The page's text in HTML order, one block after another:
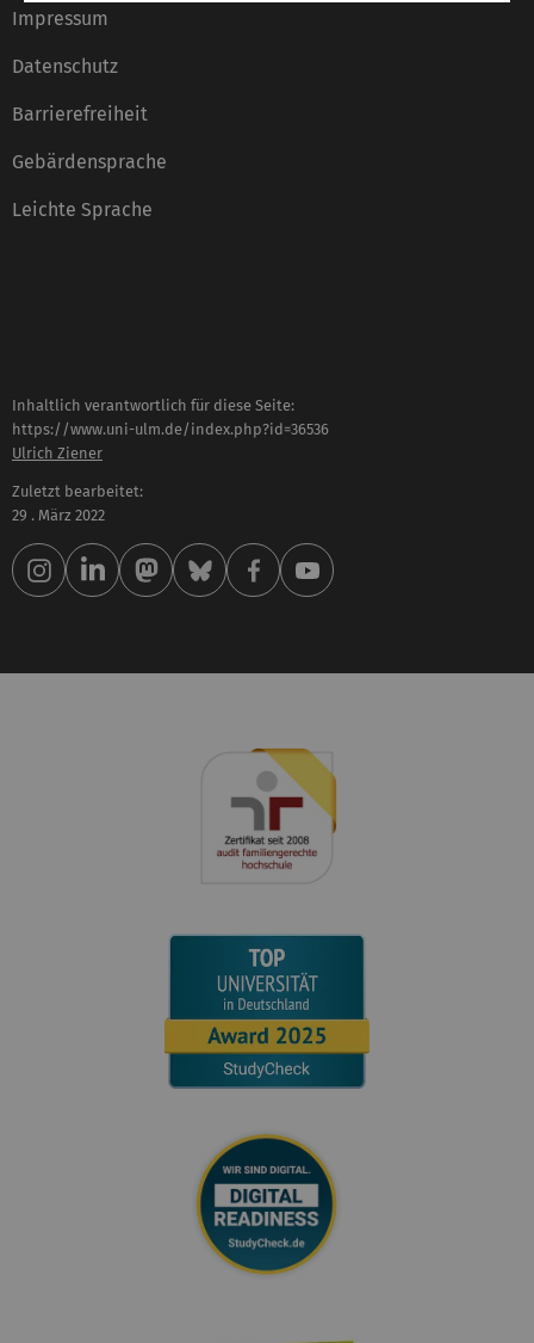
Impressum
Datenschutz
Barrierefreiheit
Gebärdensprache
Leichte Sprache
Inhaltlich verantwortlich für diese Seite:
https://www.uni-ulm.de/index.php?id=36536
Ulrich Ziener
Zuletzt bearbeitet:
29 . März 2022